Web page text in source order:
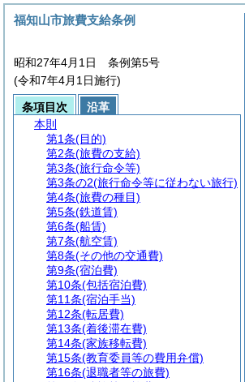
福知山市旅費支給条例
昭和27年4月1日 条例第5号
(令和7年4月1日施行)
条項目次
沿革
本則
第1条(目的)
第2条(旅費の支給)
第3条(旅行命令等)
第3条の2(旅行命令等に従わない旅行)
第4条(旅費の種目)
第5条(鉄道賃)
第6条(船賃)
第7条(航空賃)
第8条(その他の交通費)
第9条(宿泊費)
第10条(包括宿泊費)
第11条(宿泊手当)
第12条(転居費)
第13条(着後滞在費)
第14条(家族移転費)
第15条(教育委員等の費用弁償)
第16条(退職者等の旅費)